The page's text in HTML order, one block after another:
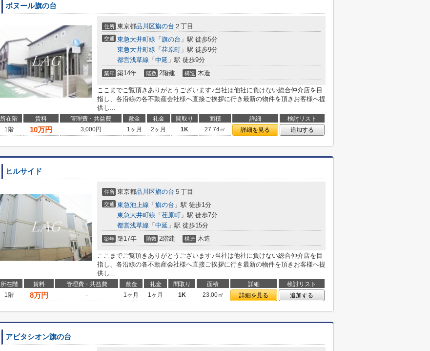
ボヌール旗の台
住所 東京都品川区旗の台 ２丁目
交通 東急大井町線 「 旗の台 」駅 徒歩5分
東急大井町線 「 荏原町 」駅 徒歩9分
都営浅草線 「 中延 」駅 徒歩9分
築年 築14年 階数 2階建 構造 木造
ここまでご覧頂きありがとうございます♪当社は他社に負けない総合仲介店を目
指し、各沿線の各不動産会社様へ直接ご挨拶に行き最新の物件を頂きお客様へ提
供し...
所在階 賃料 管理費・共益費 敷金 礼金 間取り 面積 詳細
検討リスト
1階
10万円 3,000円 1ヶ月 2ヶ月 1K 27.74㎡ 詳細を見る 追加する
ヒルサイド
住所 東京都品川区旗の台 ５丁目
交通 東急池上線 「 旗の台 」駅 徒歩1分
東急大井町線 「 荏原町 」駅 徒歩7分
都営浅草線 「 中延 」駅 徒歩15分
築年 築17年 階数 2階建 構造 木造
ここまでご覧頂きありがとうございます♪当社は他社に負けない総合仲介店を目
指し、各沿線の各不動産会社様へ直接ご挨拶に行き最新の物件を頂きお客様へ提
供し...
所在階 賃料 管理費・共益費 敷金 礼金 間取り 面積 詳細
検討リスト
1階
8万円 - 1ヶ月 1ヶ月 1K 23.00㎡ 詳細を見る 追加する
アビタシオン旗の台